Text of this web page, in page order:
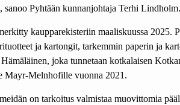
sanoo Pyhtään kunnanjohtaja Terhi Lindholm.
kaupparekisteriin maaliskuussa 2025.
ja kartongit, tarkemmin paperin ja
joka tunnetaan kotkalaisen
Mayr-Melnhofille vuonna 2021.
on tarkoitus valmistaa muovittomia